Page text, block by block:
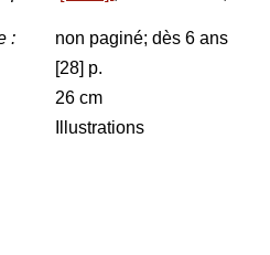
:
non paginé; dès 6 ans
[28] p.
26 cm
Illustrations